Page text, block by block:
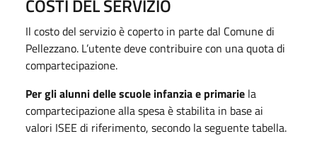
COSTI DEL SERVIZIO
Il costo del servizio è coperto in parte dal Comune di
Pellezzano. L’utente deve contribuire con una quota di
compartecipazione.
Per gli alunni delle scuole infanzia e primarie la
compartecipazione alla spesa è stabilita in base ai
valori ISEE di riferimento, secondo la seguente tabella.